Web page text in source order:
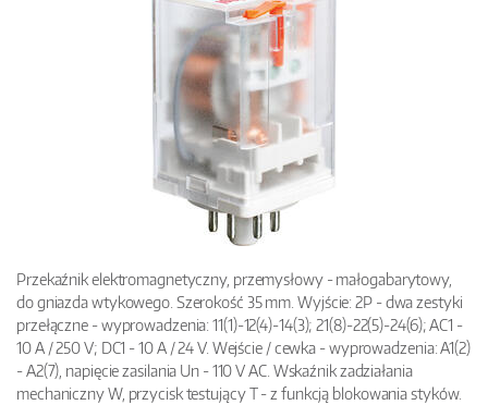
Przekaźnik elektromagnetyczny, przemysłowy - małogabarytowy,
do gniazda wtykowego. Szerokość 35 mm. Wyjście: 2P - dwa zestyki
przełączne - wyprowadzenia: 11(1)-12(4)-14(3); 21(8)-22(5)-24(6); AC1 -
10 A / 250 V; DC1 - 10 A / 24 V. Wejście / cewka - wyprowadzenia: A1(2)
- A2(7), napięcie zasilania Un - 110 V AC. Wskaźnik zadziałania
mechaniczny W, przycisk testujący T - z funkcją blokowania styków.